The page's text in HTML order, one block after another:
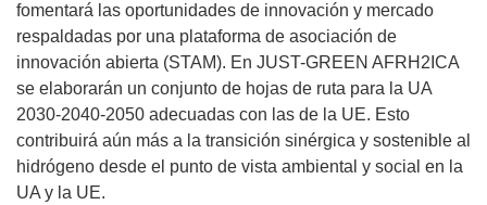
fomentará las oportunidades de innovación y mercado
respaldadas por una plataforma de asociación de
innovación abierta (STAM). En JUST-GREEN AFRH2ICA
se elaborarán un conjunto de hojas de ruta para la UA
2030-2040-2050 adecuadas con las de la UE. Esto
contribuirá aún más a la transición sinérgica y sostenible al
hidrógeno desde el punto de vista ambiental y social en la
UA y la UE.